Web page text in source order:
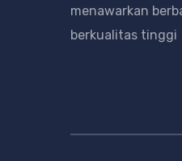
menawarkan
berkualitas tinggi